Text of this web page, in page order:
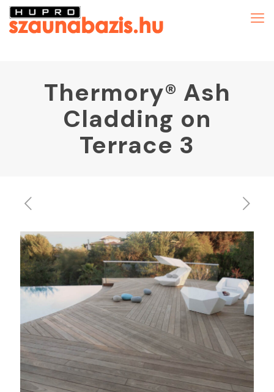
Thermory® Ash
Cladding on
Terrace 3